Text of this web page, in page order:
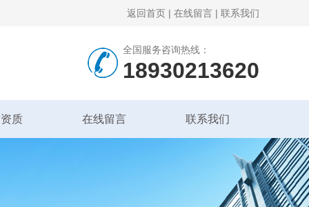
返回首页 | 在线留言 | 联系我们
全国服务咨询热线：
18930213620
质 在线留言 联系我们